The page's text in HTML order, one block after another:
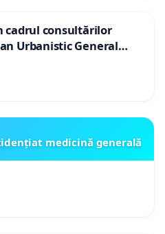
cadrul consultărilor
Urbanistic General
medicină generală